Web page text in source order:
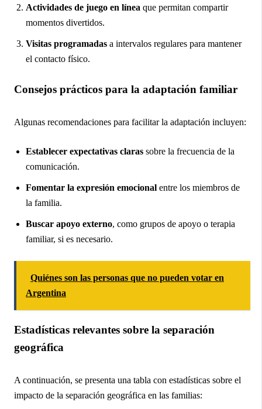
Actividades de juego en línea que permitan compartir
momentos divertidos.
Visitas programadas a intervalos regulares para mantener
el contacto físico.
Consejos prácticos para la adaptación familiar
Algunas recomendaciones para facilitar la adaptación incluyen:
Establecer expectativas claras sobre la frecuencia de la
comunicación.
Fomentar la expresión emocional entre los miembros de
la familia.
Buscar apoyo externo, como grupos de apoyo o terapia
familiar, si es necesario.
Quiénes son las personas que no pueden votar en
Argentina
Estadísticas relevantes sobre la separación
geográfica
A continuación, se presenta una tabla con estadísticas sobre el
impacto de la separación geográfica en las familias: